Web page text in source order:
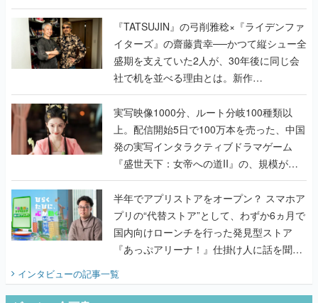
で作り込まれた理由を両ディレクターに聞
く
『TATSUJIN』の弓削雅稔×『ライデンファ
イターズ』の齋藤貴幸──かつて縦シュー全
盛期を支えていた2人が、30年後に同じ会
社で机を並べる理由とは。新作
『TATSUJIN EXTREME』で初タッグを組
んだレジェンド2人に訊く開発秘話
実写映像1000分、ルート分岐100種類以
上。配信開始5日で100万本を売った、中国
発の実写インタラクティブドラマゲーム
『盛世天下：女帝への道II』の、規模が違
うこだわりをプロデューサーに聞いた
半年でアプリストアをオープン？ スマホア
プリの“代替ストア”として、わずか6ヵ月で
国内向けローンチを行った発見型ストア
『あっぷアリーナ！』仕掛け人に話を聞い
インタビューの記事一覧